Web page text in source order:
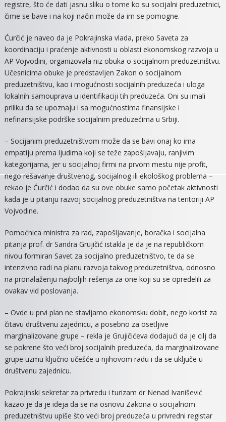
registre, što će dati jasnu sliku o tome ko su socijalni preduzetnici,
čime se bave i na koji način može da im se pomogne.
Ćurčić je naveo da je Pokrajinska vlada, preko Saveta za
koordinaciju i praćenje aktivnosti u oblasti ekonomskog razvoja u
AP Vojvodini, organizovala niz obuka o socijalnom preduzetništvu.
Učesnicima obuke je predstavljen Zakon o socijalnom
preduzetništvu, kao i mogućnosti socijalnih preduzeća i uloga
lokalnih samouprava u identifikaciji tih preduzeća. Oni su imali
priliku da se upoznaju i sa mogućnostima finansijske i
nefinansijske podrške socijalnim preduzećima u Srbiji.
– Socijanim preduzetništvom može da se bavi onaj ko ima
empatiju prema ljudima koji se teže zapošljavaju, ranjivim
kategorijama, jer u socijalnoj firmi na prvom mestu nije profit,
nego rešavanje društvenog, socijalnog ili ekološkog problema –
rekao je Ćurčić i dodao da su ove obuke samo početak aktivnosti
kada je u pitanju razvoj socijalnog preduzetništva na teritoriji AP
Vojvodine.
Pomoćnica ministra za rad, zapošljavanje, boračka i socijalna
pitanja prof. dr Sandra Grujičić istakla je da je na republičkom
nivou formiran Savet za socijalno preduzetništvo, te da se
intenzivno radi na planu razvoja takvog preduzetništva, odnosno
na pronalaženju najboljih rešenja za one koji su se opredelili za
ovakav vid poslovanja.
– Ovde u prvi plan ne stavljamo ekonomsku dobit, nego korist za
čitavu društvenu zajednicu, a posebno za osetljive
marginalizovane grupe – rekla je Grujičićeva dodajući da je cilj da
se pokrene što veći broj socijalnih preduzeća, da marginalizovane
grupe uzmu ključno učešće u njihovom radu i da se uključe u
društvenu zajednicu.
Pokrajinski sekretar za privredu i turizam dr Nenad Ivanišević
kazao je da je ideja da se na osnovu Zakona o socijalnom
preduzetništvu upiše što veći broj preduzeća u privredni registar